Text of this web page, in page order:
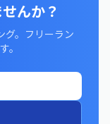
んか？
グ。フリーラン
。